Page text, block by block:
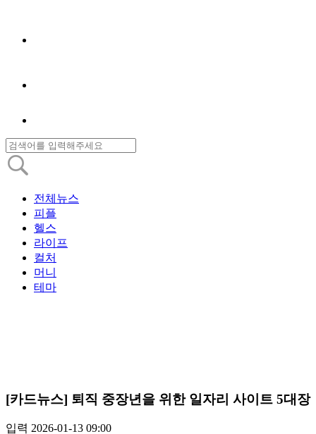
전체뉴스
피플
헬스
라이프
컬처
머니
테마
[카드뉴스] 퇴직 중장년을 위한 일자리 사이트 5대장
입력 2026-01-13 09:00